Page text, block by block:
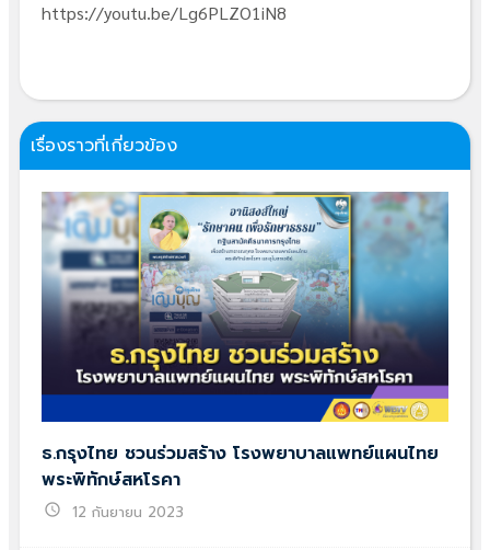
https://youtu.be/Lg6PLZO1iN8
เรื่องราวที่เกี่ยวข้อง
ธ.กรุงไทย ชวนร่วมสร้าง โรงพยาบาลแพทย์แผนไทย
พระพิทักษ์สหโรคา
schedule 12 กันยายน 2023